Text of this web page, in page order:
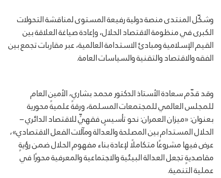
وشكّل المنتدى منصة دولية رفيعة المستوى لمناقشة التحولات
الكبرى في منظومة الاقتصاد الحلال، وإعادة صياغة العلاقة بين
القيم الإسلامية ومبادئ الاستدامة العالمية، عبر مقاربات تجمع بين
الفقه والاقتصاد والتقنية والسياسات العامة.
وقد قدّم سعادة الأستاذ الدكتور محمد بشاري، الأمين العام
للمجلس العالمي للمجتمعات المسلمة، ورقةً علميةً محورية
بعنوان:«ميزان العمران: نحو تأسيسٍ فقهيٍّ للاقتصاد الدائري –
الحلال المستدام بين المصلحة والعدالة ومآلات الفعل الاقتصادي»،
عرض فيها مشروعًا متكاملًا لإعادة بناء مفهوم الحلال ضمن رؤيةٍ
مقاصديةٍ تجعل العدالة البيئية والاجتماعية والمعرفية محورًا في
عملية التنمية.